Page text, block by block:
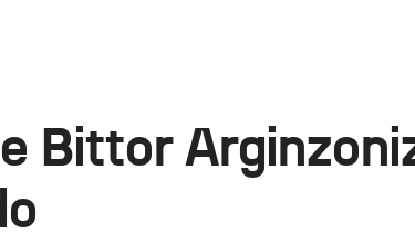
Bittor